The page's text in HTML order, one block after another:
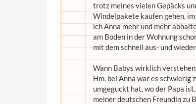
trotz meines vielen Gepäcks
Windelpakete kaufen gehen,
ich Anna mehr und mehr
am Boden in der Wohnung
mit dem schnell aus- und
Wann Babys wirklich
Hm, bei Anna war es schwierig
umgeguckt hat, wo der Papa
meiner deutschen Freundin zu